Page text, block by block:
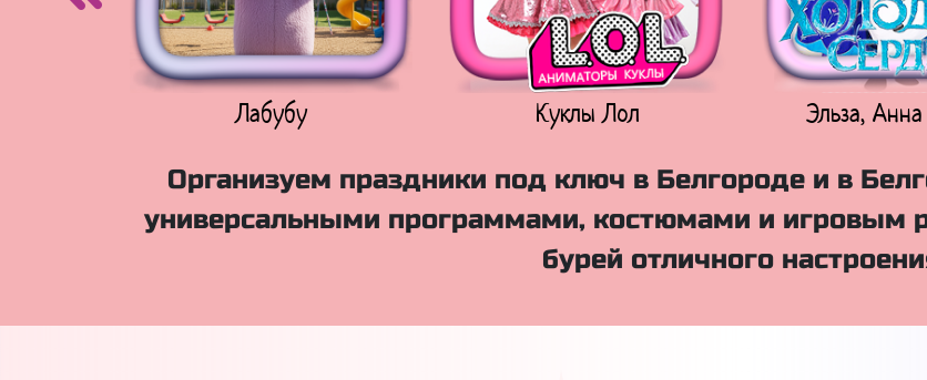
Лабубу Куклы Лол Эльза,
Организуем праздники под ключ в Белгороде и в
универсальными программами, костюмами и игровым
бурей отличного